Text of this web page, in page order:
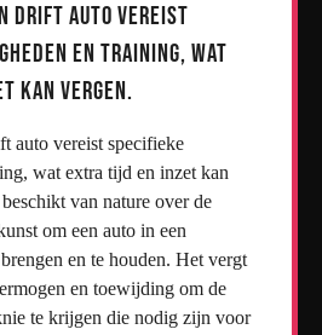
drift auto vereist
en training, wat
kan vergen.
auto vereist specifieke
wat extra tijd en inzet kan
van nature over de
om een auto in een
en te houden. Het vergt
en toewijding om de
te krijgen die nodig zijn voor